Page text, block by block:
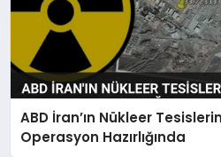
ABD İran’ın Nükleer
Operasyon Hazırlığında